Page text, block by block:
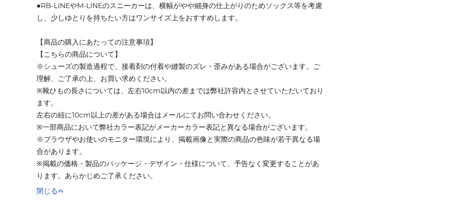
●RB-LINEやM-LINEのスニーカーは、横幅がやや細身の仕上がりのためソックス等を考慮
し、少しゆとりを持ちたい方はワンサイズ上をおすすめします。
【商品の購入にあたっての注意事項】
【こちらの商品について】
※シューズの製造過程で、接着剤の付着や縫製のズレ・歪みがある場合がございます。ご
理解、ご了承の上、お買い求めください。
※靴ひもの長さについては、左右10cm以内の差までは弊社許容内とさせていただいており
ます。
左右の紐に10cm以上の差がある場合はメールにてお問い合わせください。
※一部商品において弊社カラー表記がメーカーカラー表記と異なる場合がございます。
※ブラウザやお使いのモニター環境により、掲載画像と実際の商品の色味が若干異なる場
合があります。
※掲載の価格・製品のパッケージ・デザイン・仕様について、予告なく変更することがあ
ります。あらかじめご了承ください。
閉じる